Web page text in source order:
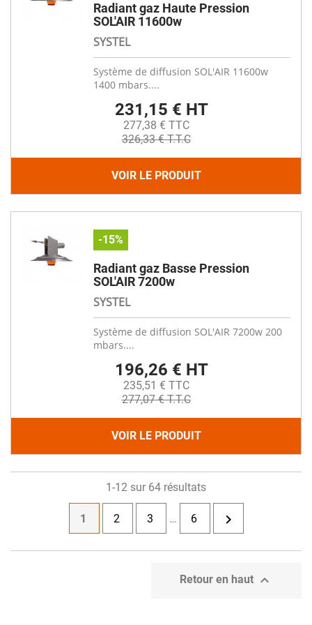
Radiant gaz Haute Pression
SOL'AIR 11600w
SYSTEL
Système de diffusion SOL'AIR 11600w
1400 mbars....
231,15 € HT
277,38 € TTC
326,33 € T.T.C
VOIR LE PRODUIT
-15%
Radiant gaz Basse Pression
SOL'AIR 7200w
SYSTEL
Système de diffusion SOL'AIR 7200w 200
mbars....
196,26 € HT
235,51 € TTC
277,07 € T.T.C
VOIR LE PRODUIT
1-12 sur 64 résultats
1 2 3 … 6 
Retour en haut 